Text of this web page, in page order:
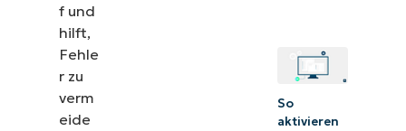
f und
hilft,
Fehle
r zu
verm
eide
So
aktivieren